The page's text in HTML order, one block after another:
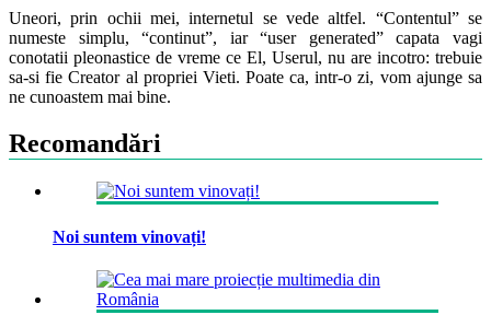
Uneori, prin ochii mei, internetul se vede altfel. “Contentul” se
numeste simplu, “continut”, iar “user generated” capata vagi
conotatii pleonastice de vreme ce El, Userul, nu are incotro: trebuie
sa-si fie Creator al propriei Vieti. Poate ca, intr-o zi, vom ajunge sa
ne cunoastem mai bine.
Recomandări
Noi suntem vinovați!